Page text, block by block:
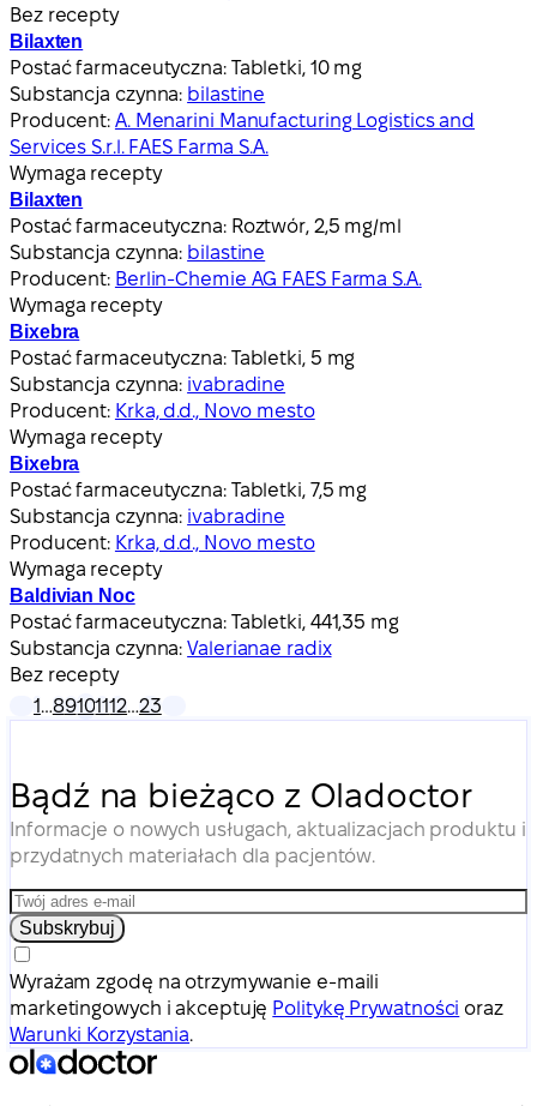
Bez recepty
Bilaxten
Postać farmaceutyczna: Tabletki, 10 mg
Substancja czynna: bilastine
Producent: A. Menarini Manufacturing Logistics and
Services S.r.l. FAES Farma S.A.
Wymaga recepty
Bilaxten
Postać farmaceutyczna: Roztwór, 2,5 mg/ml
Substancja czynna: bilastine
Producent: Berlin-Chemie AG FAES Farma S.A.
Wymaga recepty
Bixebra
Postać farmaceutyczna: Tabletki, 5 mg
Substancja czynna: ivabradine
Producent: Krka, d.d., Novo mesto
Wymaga recepty
Bixebra
Postać farmaceutyczna: Tabletki, 7,5 mg
Substancja czynna: ivabradine
Producent: Krka, d.d., Novo mesto
Wymaga recepty
Baldivian Noc
Postać farmaceutyczna: Tabletki, 441,35 mg
Substancja czynna:Valerianae radix
Bez recepty
1…89101112…23
Bądź na bieżąco z Oladoctor
Informacje o nowych usługach, aktualizacjach produktu i
przydatnych materiałach dla pacjentów.
Subskrybuj
Wyrażam zgodę na otrzymywanie e-maili
marketingowych i akceptuję Politykę Prywatności oraz
Warunki Korzystania.